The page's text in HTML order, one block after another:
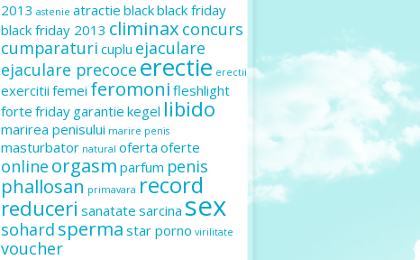
2013 astenie atractie blackblack friday
black friday 2013 climinax concurs
cumparaturi cuplu ejaculare
ejaculare precoce erectie erectii
exercitii femei feromoni fleshlight
forte friday garantie kegel libido
marirea penisului marire penis
masturbator natural oferta oferte
online orgasm parfum penis
phallosan primavara record
reduceri sanatate sarcina sex
sohard sperma star porno virilitate
voucher